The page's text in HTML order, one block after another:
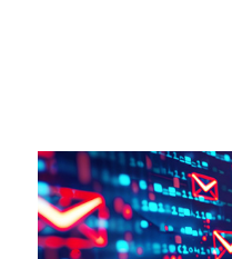
AUDIT DE